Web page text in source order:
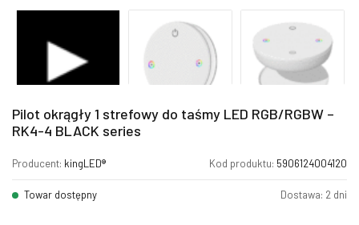
Pilot okrągły 1 strefowy do taśmy LED RGB/RGBW –
RK4-4 BLACK series
Producent: kingLED® Kod produktu: 5906124004120
Towar dostępny Dostawa: 2 dni